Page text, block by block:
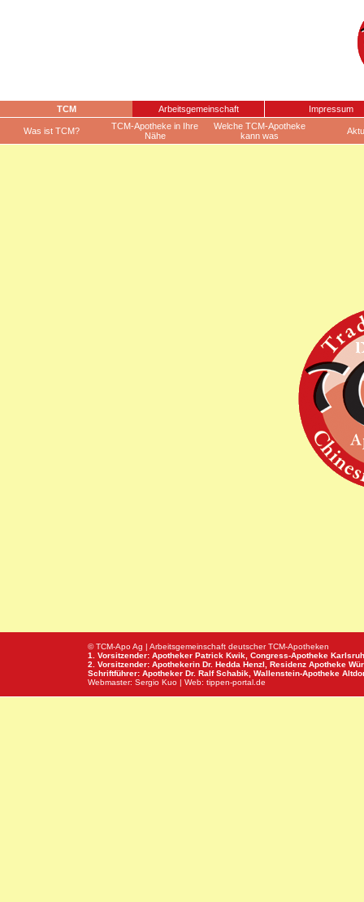
TCM Arbeitsgemeinschaft Impressum
Was ist TCM?
TCM-Apotheke in Ihre
Nähe
Welche TCM-Apotheke
kann was
© TCM-Apo Ag | Arbeitsgemeinschaft deutscher TCM-Apotheken
1. Vorsitzender: Apotheker Patrick Kwik, Congress-Apotheke
2. Vorsitzender: Apothekerin Dr. Hedda Henzl, Residenz Apotheke
Schriftführer: Apotheker Dr. Ralf Schabik, Wallenstein-Apotheke
Webmaster: Sergio Kuo | Web: tippen-portal.de